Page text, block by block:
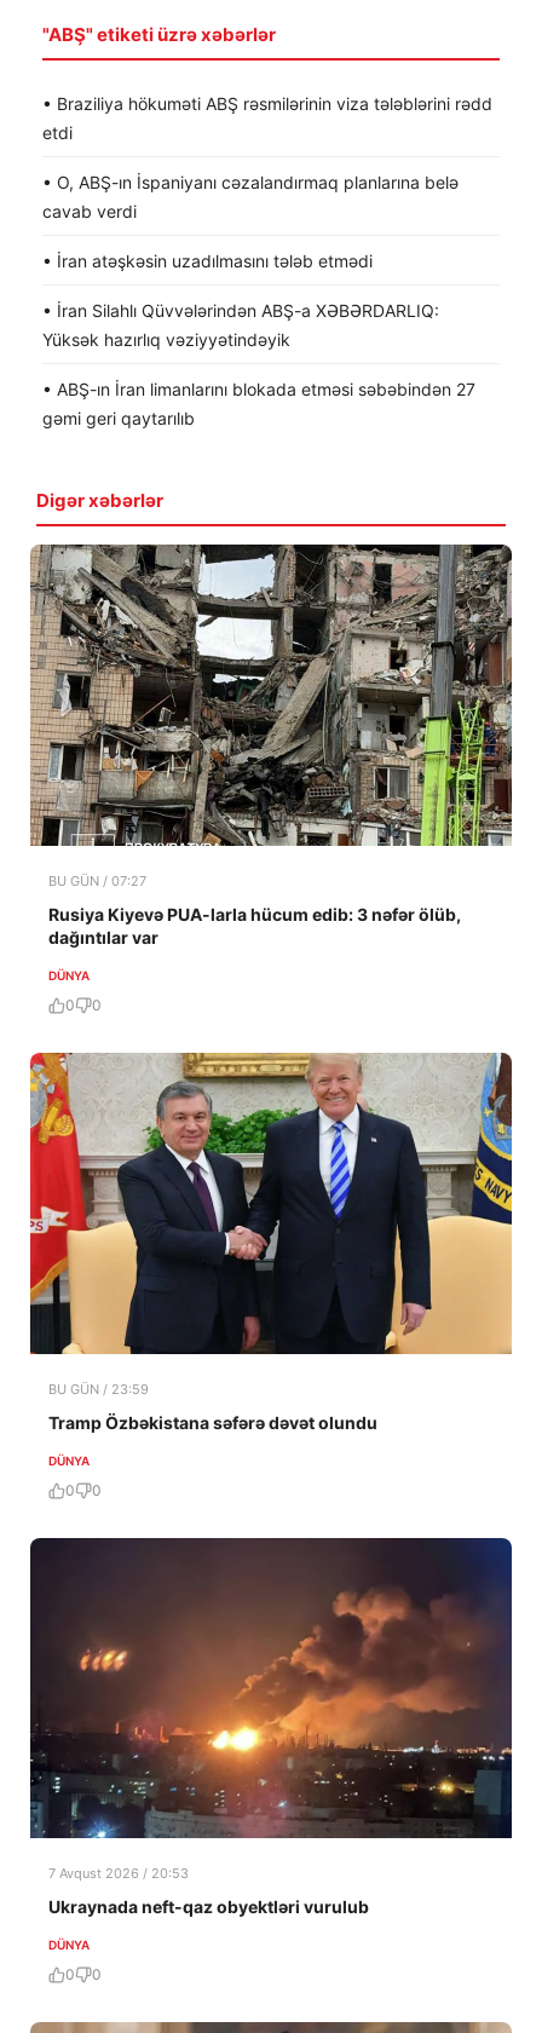
"ABŞ" etiketi üzrə xəbərlər
• Braziliya hökuməti ABŞ rəsmilərinin viza tələblərini rədd
etdi
• O, ABŞ-ın İspaniyanı cəzalandırmaq planlarına belə
cavab verdi
• İran atəşkəsin uzadılmasını tələb etmədi
• İran Silahlı Qüvvələrindən ABŞ-a XƏBƏRDARLIQ:
Yüksək hazırlıq vəziyyətindəyik
• ABŞ-ın İran limanlarını blokada etməsi səbəbindən 27
gəmi geri qaytarılıb
Digər xəbərlər
BU GÜN / 07:27
Rusiya Kiyevə PUA-larla hücum edib: 3 nəfər ölüb,
dağıntılar var
DÜNYA
0 0
BU GÜN / 23:59
Tramp Özbəkistana səfərə dəvət olundu
DÜNYA
0 0
7 Avqust 2026 / 20:53
Ukraynada neft-qaz obyektləri vurulub
DÜNYA
0 0